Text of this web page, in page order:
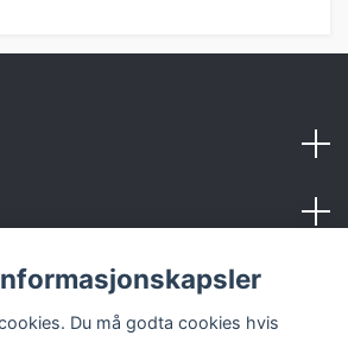
Du må godta cookies hvis